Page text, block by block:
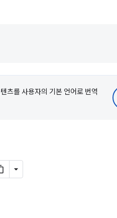
츠를 사용자의 기본 언어로 번역